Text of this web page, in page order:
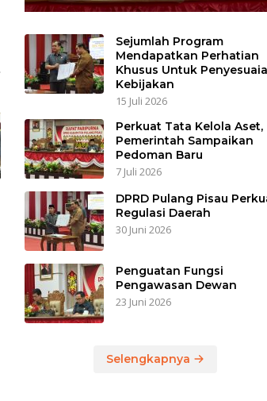
Sejumlah Program
Mendapatkan Perhatian
Khusus Untuk
Kebijakan
15 Juli 2026
Perkuat Tata Kelola Aset,
Pemerintah Sampaikan
Pedoman Baru
7 Juli 2026
DPRD Pulang Pisau
Regulasi Daerah
30 Juni 2026
Penguatan Fungsi
Pengawasan Dewan
23 Juni 2026
Selengkapnya